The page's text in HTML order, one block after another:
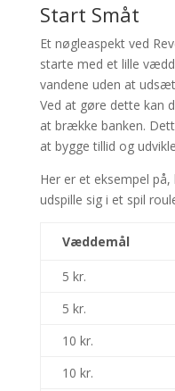
Start Småt
Et nøgleaspekt ved
starte med et lille
vandene uden at
Ved at gøre dette kan
at brække banken.
at bygge tillid og
Her er et eksempel
udspille sig i et spil
Væddemål
5 kr.
5 kr.
10 kr.
10 kr.